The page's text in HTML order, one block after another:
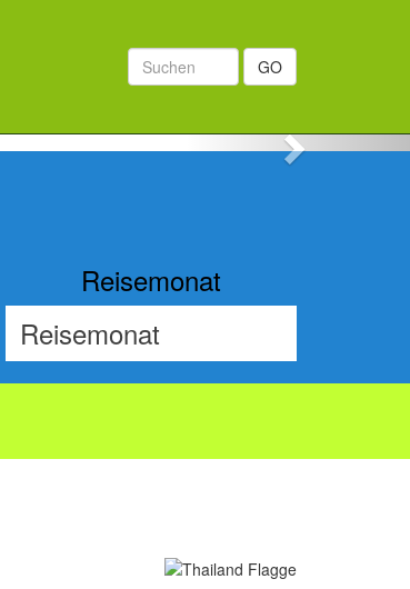
Next
GO
Reisemonat